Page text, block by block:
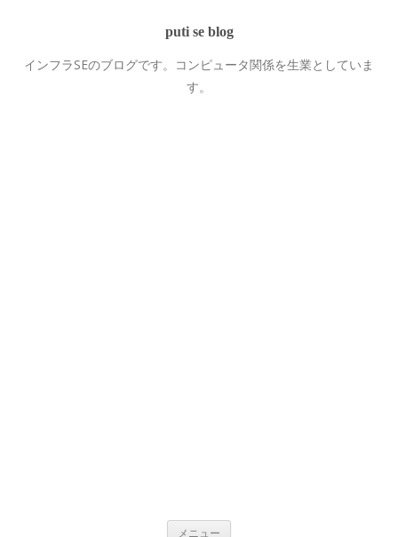
puti se blog
インフラSEのブログです。コンピュータ関係を生業としていま
す。
メニュー コンテンツへ移動